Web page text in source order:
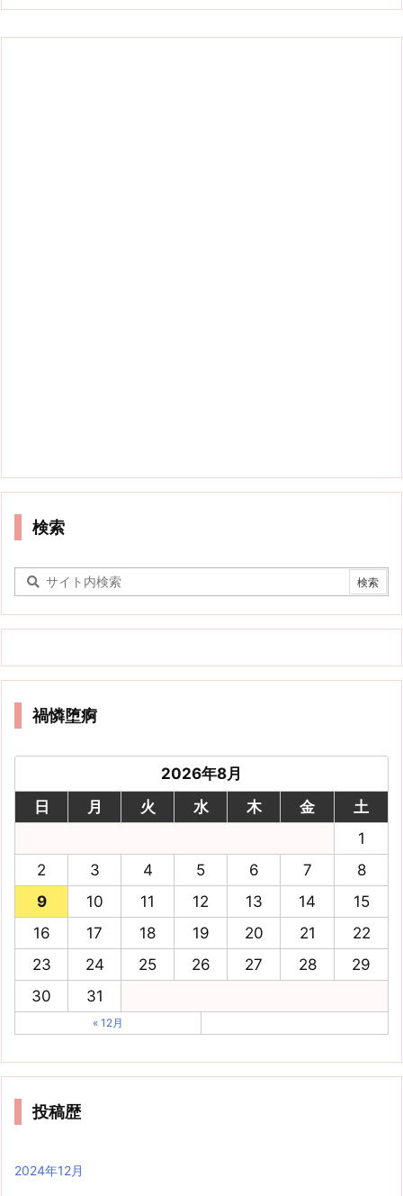
検索
禍憐堕痾
2026年8月
日
月 火 水 木 金
土
1
2
3 4 5 6 7
8
9
10 11 12 13 14
15
16
17 18 19 20 21
22
23
24 25 26 27 28
29
30
31
« 12月
投稿歴
2024年12月